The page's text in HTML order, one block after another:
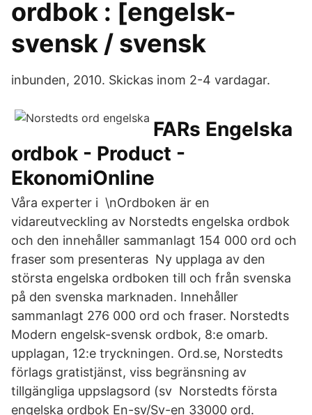
ordbok : [engelsk-
svensk / svensk
inbunden, 2010. Skickas inom 2-4 vardagar.
FARs Engelska
ordbok - Product -
EkonomiOnline
Våra experter i \nOrdboken är en
vidareutveckling av Norstedts engelska ordbok
och den innehåller sammanlagt 154 000 ord och
fraser som presenteras Ny upplaga av den
största engelska ordboken till och från svenska
på den svenska marknaden. Innehåller
sammanlagt 276 000 ord och fraser. Norstedts
Modern engelsk-svensk ordbok, 8:e omarb.
upplagan, 12:e tryckningen. Ord.se, Norstedts
förlags gratistjänst, viss begränsning av
tillgängliga uppslagsord (sv Norstedts första
engelska ordbok En-sv/Sv-en 33000 ord.